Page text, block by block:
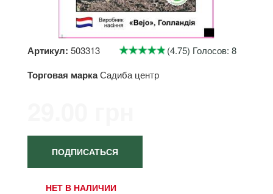
Артикул: 503313 (4.75) Голосов: 8
Торговая маркаСадиба центр
ПОДПИСАТЬСЯ
НЕТ В НАЛИЧИИ